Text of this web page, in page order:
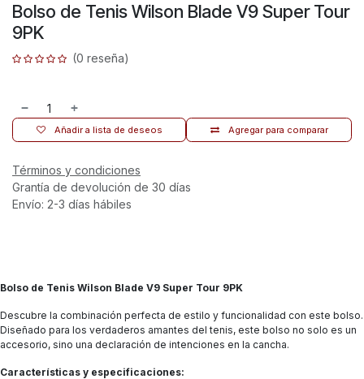
Bolso de Tenis Wilson Blade V9 Super Tour
9PK
(0 reseña)
Agregar para comparar
Añadir a lista de deseos
Términos y condiciones
Grantía de devolución de 30 días
Envío: 2-3 días hábiles
Bolso de Tenis Wilson Blade V9 Super Tour 9PK
Descubre la combinación perfecta de estilo y funcionalidad con este bolso.
Diseñado para los verdaderos amantes del tenis, este bolso no solo es un
accesorio, sino una declaración de intenciones en la cancha.
Características y especificaciones: